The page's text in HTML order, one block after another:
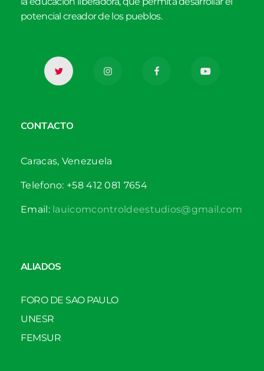
potencial creador de los pueblos.
CONTACTO
Caracas, Venezuela
Telefono: +58 412 081 7654
Email:lauicomcontroldeestudios@gmail.com
ALIADOS
FORO DE SAO PAULO
UNESR
FEMSUR